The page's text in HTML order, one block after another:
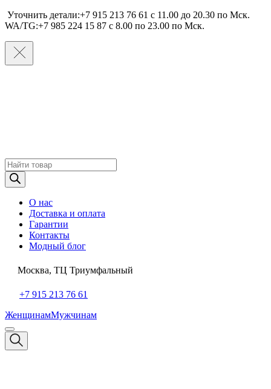
Уточнить детали:+7 915 213 76 61 c 11.00 до 20.30 по Мcк.
WA/TG:+7 985 224 15 87 c 8.00 по 23.00 по Мcк.
Поиск
товаров
О нас
Доставка и оплата
Гарантии
Контакты
Модный блог
Москва, ТЦ Триумфальный
+7 915 213 76 61
ЖенщинамМужчинам